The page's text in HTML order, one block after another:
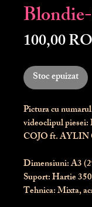
100,00
Stoc epuizat
Pictura cu numarul
videoclipul
COJO ft.
Dimensiuni: A3
Suport: Hartie
Tehnica: Mixta,